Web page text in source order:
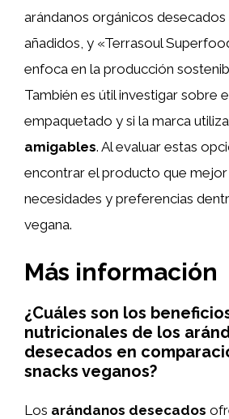
arándanos orgánicos desecados
añadidos, y «Terrasoul
enfoca en la producción
También es útil investigar sobre
empaquetado y si la marca
amigables. Al evaluar estas
encontrar el producto que mejor
necesidades y preferencias
vegana.
Más información
¿Cuáles son los
nutricionales de los
desecados en
snacks veganos?
Los arándanos desecados